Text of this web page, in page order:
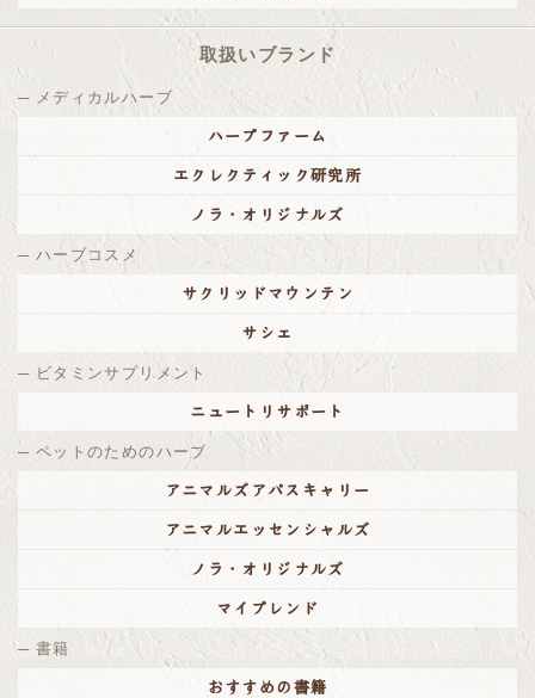
取扱いブランド
メディカルハーブ
ハーブファーム
エクレクティック研究所
ノラ・オリジナルズ
ハーブコスメ
サクリッドマウンテン
サシェ
ビタミンサプリメント
ニュートリサポート
ペットのためのハーブ
アニマルズアパスキャリー
アニマルエッセンシャルズ
ノラ・オリジナルズ
マイブレンド
書籍
おすすめの書籍